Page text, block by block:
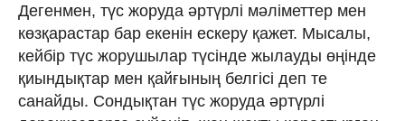
Дегенмен, түс жоруда әртүрлі мәліметтер мен
көзқарастар бар екенін ескеру қажет. Мысалы,
кейбір түс жорушылар түсінде жылауды өңінде
қиындықтар мен қайғының белгісі деп те
санайды. Сондықтан түс жоруда әртүрлі